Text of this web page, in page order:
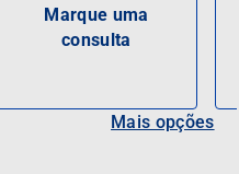
Marque uma
consulta
Mais opções